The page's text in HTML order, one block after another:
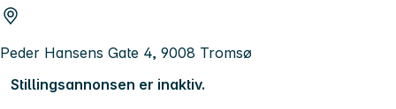
Peder Hansens Gate 4, 9008 Tromsø
Stillingsannonsen er inaktiv.